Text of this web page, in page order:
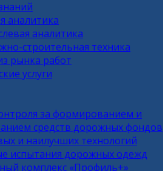
аналитика
аналитика
строительная техника
рынка работ
услуги
за формированием и
средств дорожных фондов
и наилучших технологий
испытания дорожных одежд
комплекс «Профиль+»